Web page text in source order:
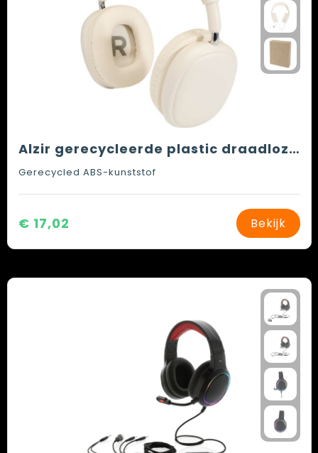
Alzir gerecycleerde plastic draadloze Bluetooth®-hoofdtelefoon over-ear
Gerecycled ABS-kunststof
€ 17,02 Bekijk